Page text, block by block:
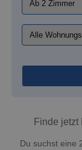
Finde
Du suchst eine